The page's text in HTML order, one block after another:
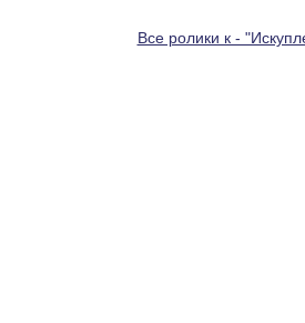
Все ролики к -